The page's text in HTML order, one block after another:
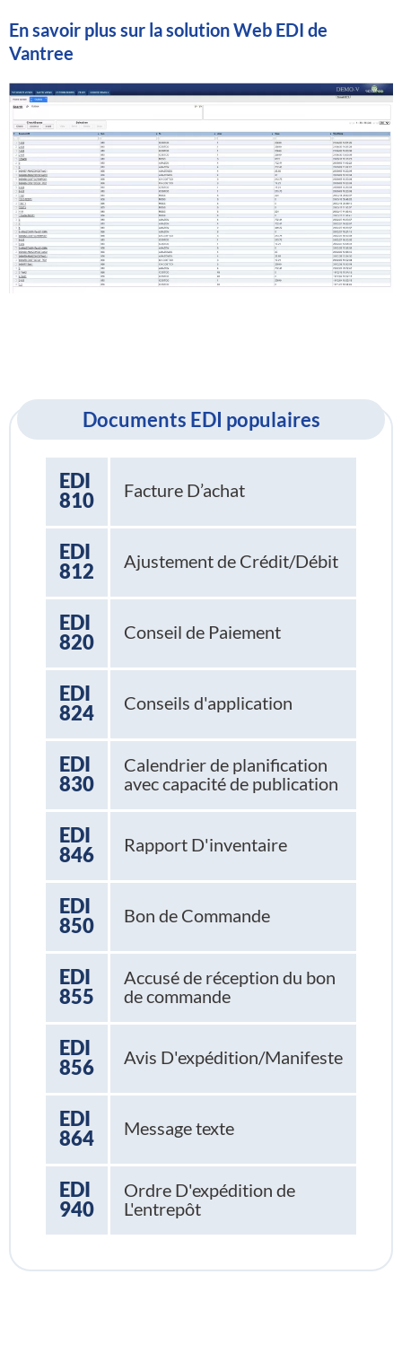
En savoir plus sur la solution Web EDI de
Vantree
Documents EDI populaires
EDI
810
Facture D’achat
EDI
812
Ajustement de Crédit/Débit
EDI
820
Conseil de Paiement
EDI
824
Conseils d'application
EDI
830
Calendrier de planification
avec capacité de publication
EDI
846
Rapport D'inventaire
EDI
850
Bon de Commande
EDI
855
Accusé de réception du bon
de commande
EDI
856
Avis D'expédition/Manifeste
EDI
864
Message texte
EDI
940
Ordre D'expédition de
L'entrepôt